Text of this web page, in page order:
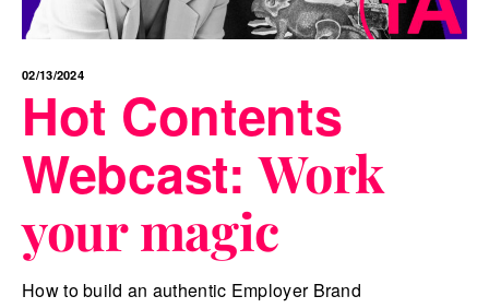
02/13/2024
Hot Contents
Webcast:Work
your magic
How to build an authentic Employer Brand